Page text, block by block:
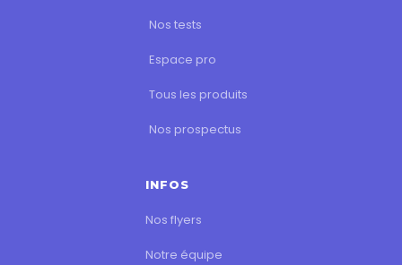
Nos tests
Espace pro
Tous les produits
Nos prospectus
INFOS
Nos flyers
Notre équipe